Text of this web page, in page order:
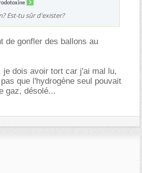
Est-tu sûr d'exister?
de gonfler des ballons au
je dois avoir tort car j'ai mal lu,
que l'hydrogène seul pouvait
gaz, désolé...